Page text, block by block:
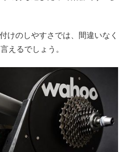
けのしやすさでは、間違いなく
えるでしょう。